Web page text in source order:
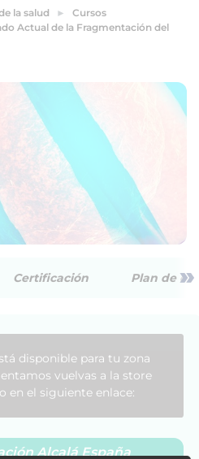
la salud
Cursos
Actual de la Fragmentación del
Certificación Plan de »
disponible para tu zona
vuelvas a la store
en el siguiente enlace:
Alcalá España